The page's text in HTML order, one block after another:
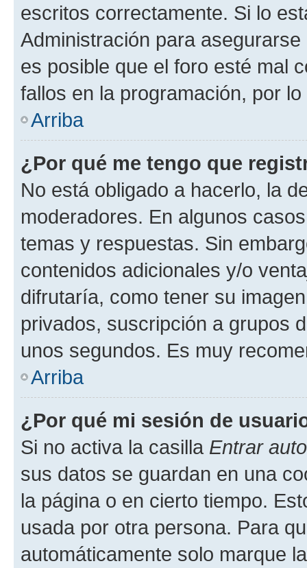
escritos correctamente. Si lo
Administración para
es posible que el foro esté mal
fallos en la programación, por
Arriba
¿Por qué me tengo que
No está obligado a hacerlo, la
moderadores. En algunos
temas y respuestas. Sin
contenidos adicionales y/o
difrutaría, como tener su
privados, suscripción a grupos
unos segundos. Es muy
Arriba
¿Por qué mi sesión de
Si no activa la casilla Entrar
sus datos se guardan en una
la página o en cierto tiempo.
usada por otra persona. Para
automáticamente solo marque